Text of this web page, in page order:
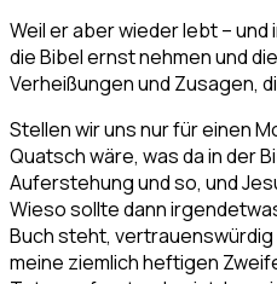
Weil er aber wieder lebt – und
die Bibel ernst nehmen und
Verheißungen und Zusagen,
Stellen wir uns nur für einen
Quatsch wäre, was da in der
Auferstehung und so, und
Wieso sollte dann
Buch steht,
meine ziemlich heftigen